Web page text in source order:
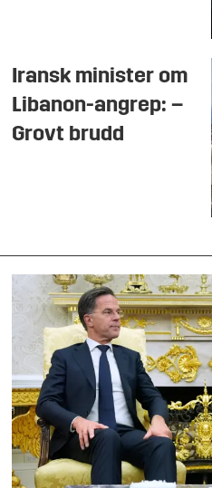
Iransk minister om
Libanon-angrep: –
Grovt brudd